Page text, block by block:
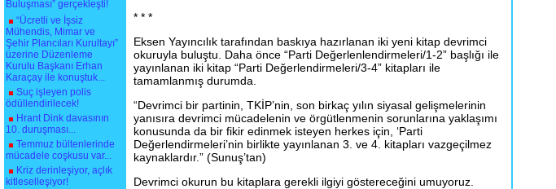
Buluşması” gerçekleşti!
“Ücretli ve İşsiz
Mühendis, Mimar ve
Şehir Plancıları Kurultayı”
üzerine Düzenleme
Kurulu Başkanı Erhan
Karaçay ile konuştuk...
Suç işleyen polis
ödüllendirilecek!
Hrant Dink davasının
10. duruşması...
Temmuz bültenlerinde
mücadele coşkusu var...
Kriz derinleşiyor, açlık
kitleselleşiyor!
* * *
Eksen Yayıncılık tarafından baskıya hazırlanan iki yeni kitap devrimci
okuruyla buluştu. Daha önce “Parti Değerlenlendirmeleri/1-2” başlığı ile
yayınlanan iki kitap “Parti Değerlendirmeleri/3-4” kitapları ile
tamamlanmış durumda.
“Devrimci bir partinin, TKİP’nin, son birkaç yılın siyasal gelişmelerinin
yanısıra devrimci mücadelenin ve örgütlenmenin sorunlarına yaklaşımı
konusunda da bir fikir edinmek isteyen herkes için, ‘Parti
Değerlendirmeleri’nin birlikte yayınlanan 3. ve 4. kitapları vazgeçilmez
kaynaklardır.” (Sunuş’tan)
Devrimci okurun bu kitaplara gerekli ilgiyi göstereceğini umuyoruz.